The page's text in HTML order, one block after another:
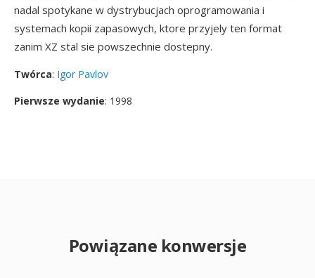
nadal spotykane w dystrybucjach oprogramowania i
systemach kopii zapasowych, ktore przyjely ten format
zanim XZ stal sie powszechnie dostepny.
Twórca: Igor Pavlov
Pierwsze wydanie: 1998
Powiązane konwersje